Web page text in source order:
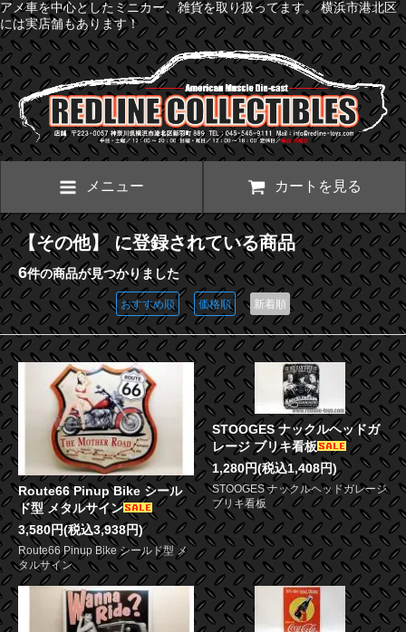
アメ車を中心としたミニカー、雑貨を取り扱ってます。 横浜市港北区
には実店舗もあります！
メニュー カートを見る
【その他】 に登録されている商品
6件の商品が見つかりました
おすすめ順 価格順 新着順
Route66 Pinup Bike シール
ド型 メタルサイン
3,580円(税込3,938円)
Route66 Pinup Bike シールド型 メ
タルサイン
STOOGES ナックルヘッドガ
レージ ブリキ看板
1,280円(税込1,408円)
STOOGES ナックルヘッドガレージ
ブリキ看板